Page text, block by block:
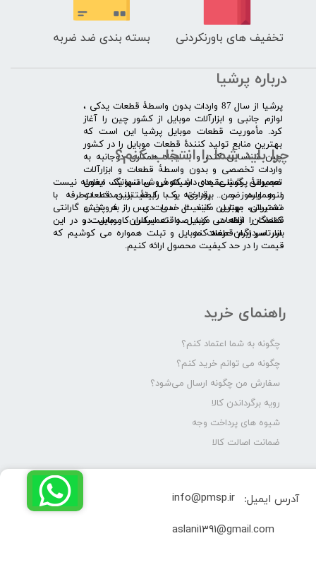
تخفیف های باورنکردنی بسته بندی ضد ضربه
درباره پرشیا
​پرشیا از سال 87 واردات بدون واسطۀ قطعات یدکی ،
لوازم جانبی و ابزارآلات موبایل از کشور چین را آغاز
کرد. مأموریت قطعات موبایل پرشیا این است که
بهترین منابع تولید کنندۀ قطعات موبایل را در کشور
چین شناسایی کند، و با ایجاد همکاری دوجانبه به
واردات تخصصی و بدون واسطۀ قطعات و ابزارآلات
تعمیراتی گوشی های شیائومی سامسونگ ایفون
لنوو ایسوز و .... پرداخته و با کیفیت­ترین قطعات
تعمیراتی موبایل مانند ال سی دی را به پخش
کنندگان قطعات موبایل و تعمیرکاران موبایل در
سرتاسر ایران عرضه کند.
راهنمای خرید
چگونه به شما اعتماد کنم؟
چگونه می توانم خرید کنم؟
سفارش من چگونه ارسال می‌شود؟
رویه برگرداندن کالا
شیوه های پرداخت وجه
ضمانت اصالت کالا
چرا باید شما را انتخاب کنم؟
​​ ​مجموعۀ پرشیا عقیده دارد که فروش تنها یک معامله نیست
و همواره ضمن برقراری یک رابطۀ بلندمدت دوطرفه با
مشتریان، بهترین کیفیت خدمات پس از فروش و گارانتی
قطعات را ارائه می­ کند. صداقت اساس کار ماست و در این
بازار سردرگم قطعات موبایل و تبلت همواره می کوشیم که
قیمت را در حد کیفیت محصول ارائه کنیم.
آدرس ایمیل:
info@pmsp.ir
​aslani1391@gmail.com